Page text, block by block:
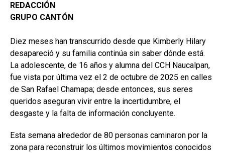
REDACCIÓN
GRUPO CANTÓN
Diez meses han transcurrido desde que Kimberly Hilary
desapareció y su familia continúa sin saber dónde está.
La adolescente, de 16 años y alumna del CCH Naucalpan,
fue vista por última vez el 2 de octubre de 2025 en calles
de San Rafael Chamapa; desde entonces, sus seres
queridos aseguran vivir entre la incertidumbre, el
desgaste y la falta de información concluyente.
Esta semana alrededor de 80 personas caminaron por la
zona para reconstruir los últimos movimientos conocidos